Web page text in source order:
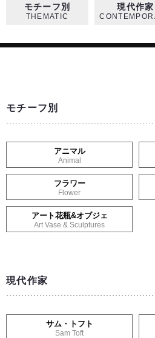
モチーフ別
THEMATIC
現代作家
モチーフ別
アニマル
Animal
フラワー
Flower
アート花瓶&オブジェ
Art Vase & Sculptures
現代作家
サム・トフト
Sam Toft